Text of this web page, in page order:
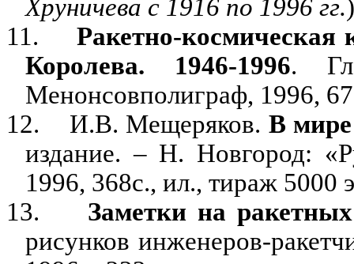
Хруничева с 1916 по 1996 гг.)
11.
Ракетно-
Королева. 1946-1996.
Менонсовполиграф, 1996,
12.
И.В. Мещеряков. В
издание. – Н. Новгород:
1996, 368с., ил., тираж 5000
13.
Заметки на
рисунков инженеров-